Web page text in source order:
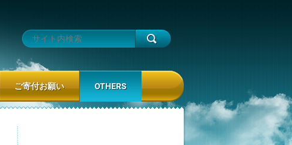
ご寄付お願い OTHERS